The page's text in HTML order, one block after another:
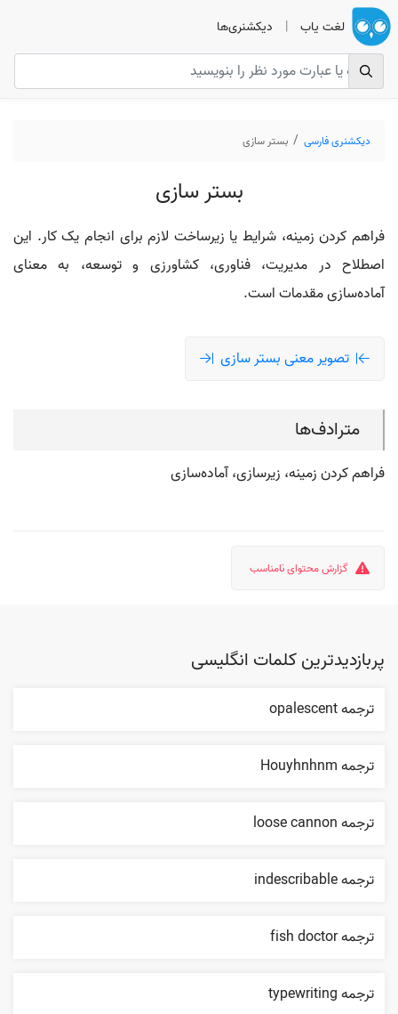
لغت یاب | دیکشنری‌ها
دیکشنری فارسی بستر سازی
بستر سازی
فراهم کردن زمینه، شرایط یا زیرساخت لازم برای انجام یک کار. این
اصطلاح در مدیریت، فناوری، کشاورزی و توسعه، به معنای
آماده‌سازی مقدمات است.
تصویر معنی بستر سازی
مترادف‌ها
فراهم کردن زمینه، زیرسازی، آماده‌سازی
گزارش محتوای نامناسب
پربازدیدترین کلمات انگلیسی
ترجمه opalescent
ترجمه Houyhnhnm
ترجمه loose cannon
ترجمه indescribable
ترجمه fish doctor
ترجمه typewriting